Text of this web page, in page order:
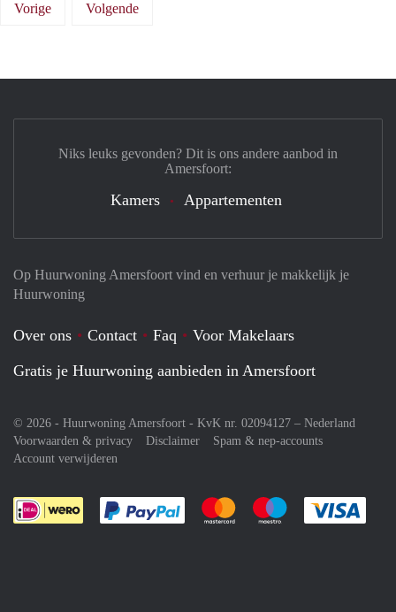
Vorige Volgende
Op Huurwoning Amersfoort vind en verhuur je makkelijk je
Huurwoning
Over ons Contact Faq
Voor Makelaars
Gratis je Huurwoning aanbieden in Amersfoort
© 2026 - Huurwoning Amersfoort - KvK nr. 02094127 – Nederland
Voorwaarden & privacy
Disclaimer
Spam & nep-accounts
Account verwijderen
Je rekent gemakkelijk af met Paypal
Je rekent gemakkelijk af met
Je rekent
Niks leuks gevonden? Dit is ons andere aanbod in
Amersfoort:
Kamers Appartementen